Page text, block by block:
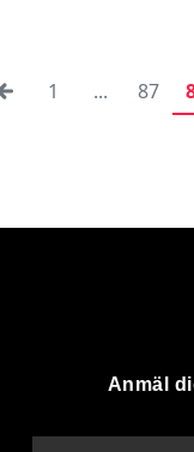
1 ... 87
Anmäl